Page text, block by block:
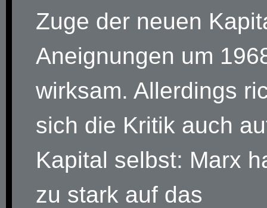
Zuge der neuen
Aneignungen um
wirksam. Allerdings
sich die Kritik auch
Kapital selbst: Marx
zu stark auf das